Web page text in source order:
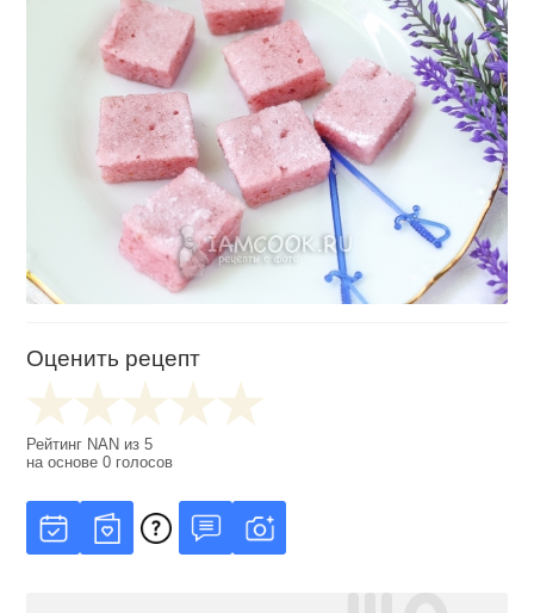
Оценить рецепт
Рейтинг NAN из5
на основе0 голосов